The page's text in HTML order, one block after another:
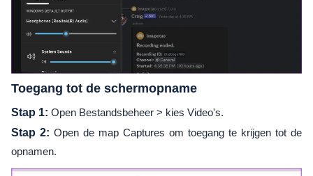
Toegang tot de schermopname
Stap 1: Open Bestandsbeheer > kies Video's.
Stap 2: Open de map Captures om toegang te krijgen tot de
opnamen.